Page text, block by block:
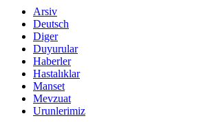
Arsiv
Deutsch
Diger
Duyurular
Haberler
Hastalıklar
Manset
Mevzuat
Urunlerimiz